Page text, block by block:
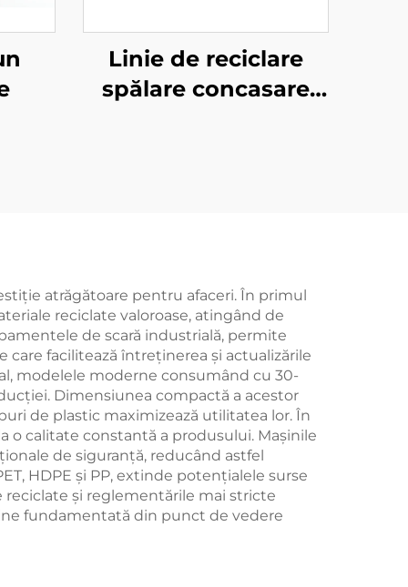
Linie de reciclare
spălare concasare
atrăgătoare pentru afaceri. În primul
reciclate valoroase, atingând de
de scară industrială, permite
facilitează întreținerea și actualizările
modelele moderne consumând cu 30-
Dimensiunea compactă a acestor
de plastic maximizează utilitatea lor. În
o calitate constantă a produsului. Mașinile
de siguranță, reducând astfel
HDPE și PP, extinde potențialele surse
și reglementările mai stricte
fundamentată din punct de vedere